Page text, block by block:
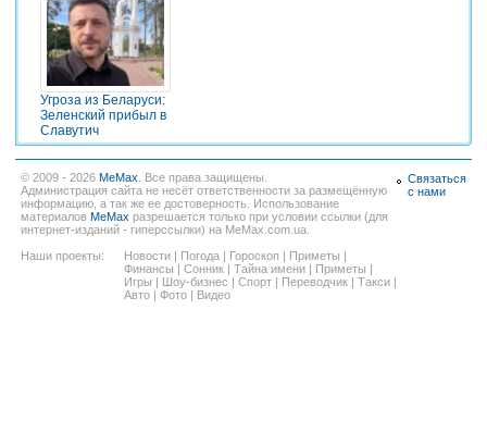
Угроза из Беларуси:
Зеленский прибыл в
Славутич
© 2009 - 2026 MeMax . Все права защищены.
Администрация сайта не несёт ответственности за размещённую
информацию, а так же ее достоверность. Использование
материалов MeMax разрешается только при условии ссылки (для
интернет-изданий - гиперссылки) на MeMax.com.ua.
Наши проекты:
Новости Погода Гороскоп Приметы
Финансы
Сонник Тайна имени Приметы
Игры
Шоу-бизнес Спорт Переводчик Такси
Авто
Фото Видео
Связаться
с нами